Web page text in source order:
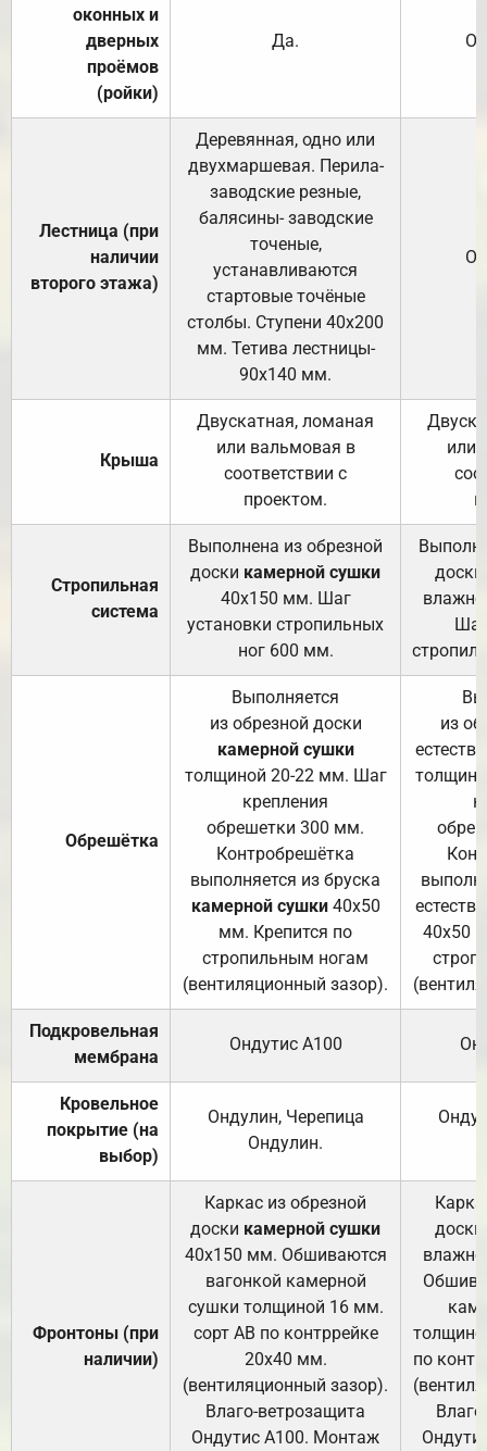
оконных и
дверных
проёмов
(ройки)
Да.
Лестница (при
наличии
второго этажа)
Деревянная, одно или
двухмаршевая. Перила-
заводские резные,
балясины- заводские
точеные,
устанавливаются
стартовые точёные
столбы. Ступени 40х200
мм. Тетива лестницы-
90х140 мм.
Крыша
Двускатная, ломаная
или вальмовая в
соответствии с
проектом.
или
Стропильная
система
Выполнена из обрезной
доски камерной сушки
40х150 мм. Шаг
установки стропильных
ног 600 мм.
доски
Обрешётка
Выполняется
из обрезной доски
камерной сушки
толщиной 20-22 мм. Шаг
крепления
обрешетки 300 мм.
Контробрешётка
выполняется из бруска
камерной сушки40х50
мм. Крепится по
стропильным ногам
(вентиляционный зазор).
из
40х50
Подкровельная
мембрана
Ондутис А100
Кровельное
покрытие (на
выбор)
Ондулин, Черепица
Ондулин.
Фронтоны (при
наличии)
Каркас из обрезной
доски камерной сушки
40х150 мм. Обшиваются
вагонкой камерной
сушки толщиной 16 мм.
сорт АВ по контррейке
20х40 мм.
(вентиляционный зазор).
Влаго-ветрозащита
Ондутис А100. Монтаж
доски
по